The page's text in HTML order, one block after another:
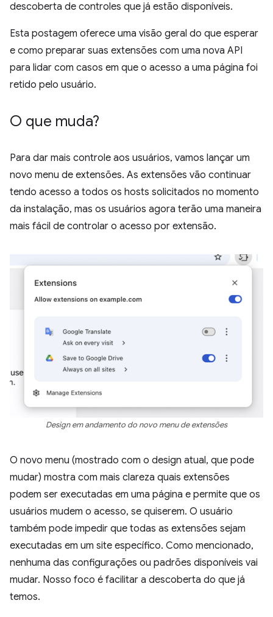
descoberta de controles que já estão disponíveis.
Esta postagem oferece uma visão geral do que esperar
e como preparar suas extensões com uma nova API
para lidar com casos em que o acesso a uma página foi
retido pelo usuário.
O que muda?
Para dar mais controle aos usuários, vamos lançar um
novo menu de extensões. As extensões vão continuar
tendo acesso a todos os hosts solicitados no momento
da instalação, mas os usuários agora terão uma maneira
mais fácil de controlar o acesso por extensão.
Design em andamento do novo menu de extensões
O novo menu (mostrado com o design atual, que pode
mudar) mostra com mais clareza quais extensões
podem ser executadas em uma página e permite que os
usuários mudem o acesso, se quiserem. O usuário
também pode impedir que todas as extensões sejam
executadas em um site específico. Como mencionado,
nenhuma das configurações ou padrões disponíveis vai
mudar. Nosso foco é facilitar a descoberta do que já
temos.